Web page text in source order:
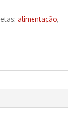
alimentação,